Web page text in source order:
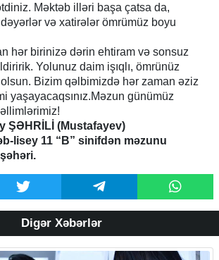
Məktəb illəri başa çatsa da,
və xatirələr ömrümüz boyu
hər birinizə dərin ehtiram və sonsuz
Yolunuz daim işıqlı, ömrünüz
Bizim qəlbimizdə hər zaman əziz
yaşayacaqsınız.Məzun günümüz
ŞƏHRİLİ (Mustafayev)
lisey 11 “B” sinifdən məzunu
şəhəri.
Digər Xəbərlər